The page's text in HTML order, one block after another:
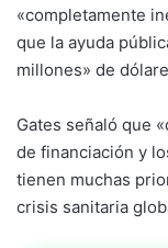
«completamente
que la ayuda
millones» de
Gates señaló que
de financiación y
tienen muchas
crisis sanitaria